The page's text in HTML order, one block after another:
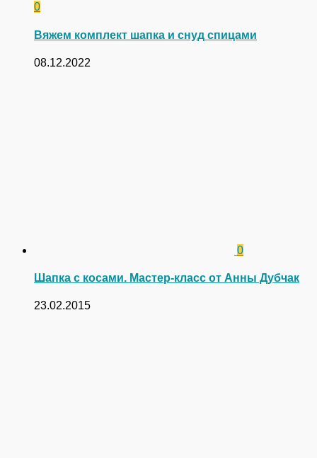
0
Вяжем комплект шапка и снуд спицами
08.12.2022
0
Шапка с косами. Мастер-класс от Анны Дубчак
23.02.2015